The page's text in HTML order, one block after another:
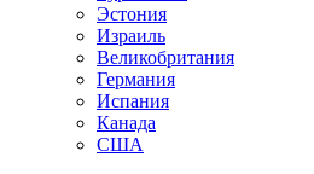
Эстония
Израиль
Великобритания
Германия
Испания
Канада
США